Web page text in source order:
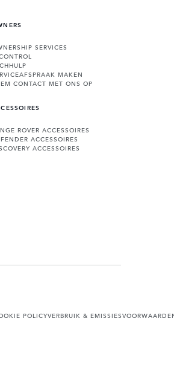
SERVICES
MAKEN
CONTACT MET ONS OP
ROVER ACCESSOIRES
ACCESSOIRES
ACCESSOIRES
POLICYVERBRUIK & EMISSIES